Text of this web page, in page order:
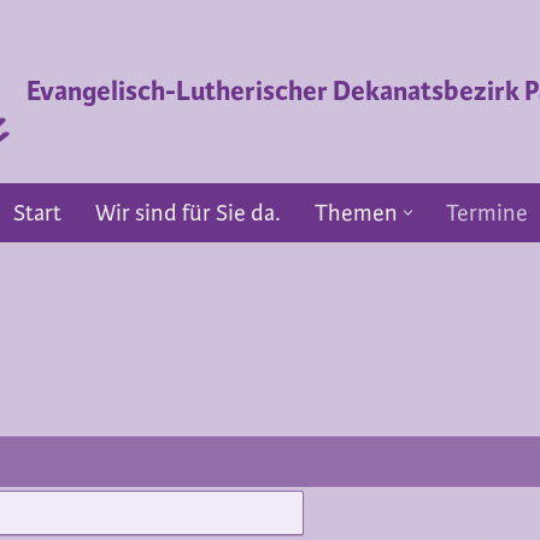
Evangelisch-Lutherischer Dekanatsbezirk
Start Wir sind für Sie da. Themen Termine